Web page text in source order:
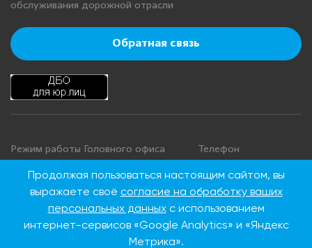
обслуживания дорожной отрасли
Обратная связь
Режим работы Головного офиса
Понедельник - четверг: с 9:00 до
18:00
Суббота, воскресенье: выходные
Телефон
+7 495 276 00 22
8 800 100 00 22
России)
Продолжая пользоваться настоящим сайтом, вы
выражаете своё согласие на обработку ваших
персональных данныхс использованием
интернет-сервисов «Google Analytics» и «Яндекс
Метрика».